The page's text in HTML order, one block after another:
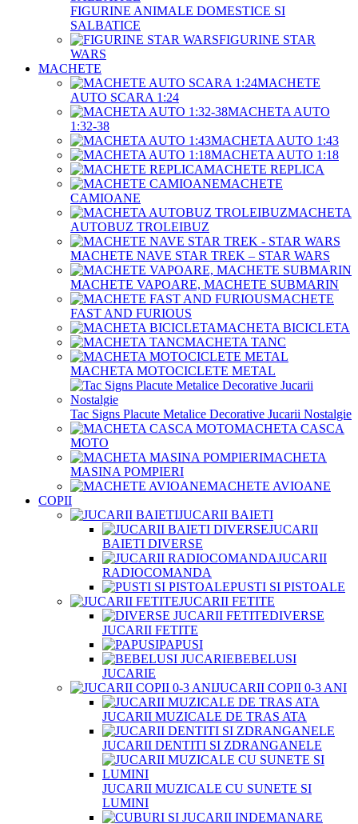
FIGURINE ANIMALE DOMESTICE SI
SALBATICE
FIGURINE STAR
WARS
MACHETE
MACHETE
AUTO SCARA 1:24
MACHETA AUTO
1:32-38
MACHETA AUTO 1:43
MACHETA AUTO 1:18
MACHETE REPLICA
MACHETE
CAMIOANE
MACHETA
AUTOBUZ TROLEIBUZ
MACHETE NAVE STAR TREK – STAR WARS
MACHETE VAPOARE, MACHETE SUBMARIN
MACHETE
FAST AND FURIOUS
MACHETA BICICLETA
MACHETA TANC
MACHETA MOTOCICLETE METAL
Tac Signs Placute Metalice Decorative Jucarii Nostalgie
MACHETA CASCA
MOTO
MACHETA
MASINA POMPIERI
MACHETE AVIOANE
COPII
JUCARII BAIETI
JUCARII
BAIETI DIVERSE
JUCARII
RADIOCOMANDA
PUSTI SI PISTOALE
JUCARII FETITE
DIVERSE
JUCARII FETITE
PAPUSI
BEBELUSI
JUCARIE
JUCARII COPII 0-3 ANI
JUCARII MUZICALE DE TRAS ATA
JUCARII DENTITI SI ZDRANGANELE
JUCARII MUZICALE CU SUNETE SI
LUMINI